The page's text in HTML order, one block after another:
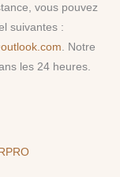
vous pouvez
suivantes :
. Notre
les 24 heures.